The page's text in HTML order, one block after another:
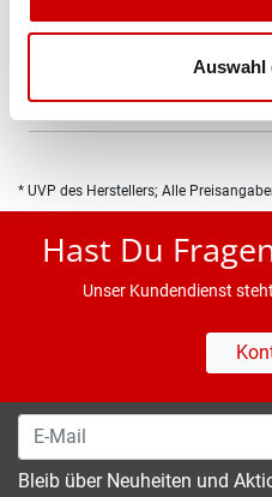
Auswahl
Eigenschaften
* UVP des Herstellers; Alle
Hast Du
Unser Kundendienst
Bleib über Neuheiten und